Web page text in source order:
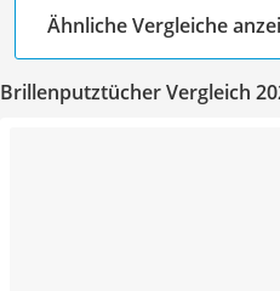
Ähnliche Vergleiche
Brillenputztücher Vergleich